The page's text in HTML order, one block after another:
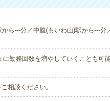
ら---分／中腹(もいわ山)駅から---分
勤務回数を増やしていくことも可
相談ください。